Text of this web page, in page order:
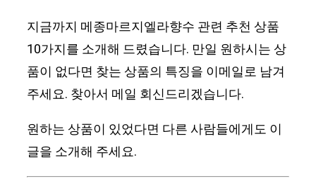
지금까지 메종마르지엘라향수 관련 추천 상품
10가지를 소개해 드렸습니다. 만일 원하시는 상
품이 없다면 찾는 상품의 특징을 이메일로 남겨
주세요. 찾아서 메일 회신드리겠습니다.
원하는 상품이 있었다면 다른 사람들에게도 이
글을 소개해 주세요.